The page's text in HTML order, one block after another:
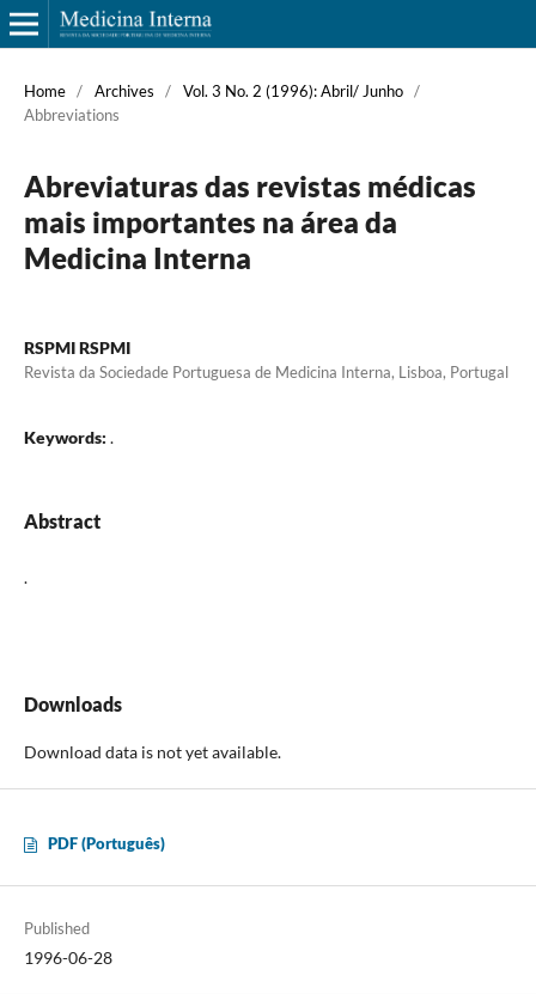
Home / Archives / Vol. 3 No. 2 (1996): Abril/ Junho /
Abbreviations
Abreviaturas das revistas médicas
mais importantes na área da
Medicina Interna
RSPMI RSPMI
Revista da Sociedade Portuguesa de Medicina Interna, Lisboa, Portugal
Keywords: .
Abstract
.
Downloads
Download data is not yet available.
PDF (Português)
Published
1996-06-28